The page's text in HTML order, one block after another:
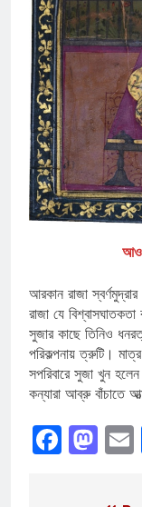
আরকান রাজা
রাজা যে
সুজার কাছে তিনিও
পরিকল্পনায় ত্রুটি।
সপরিবারে সুজা খুন
কন্যারা আব্রু বাঁচাতে